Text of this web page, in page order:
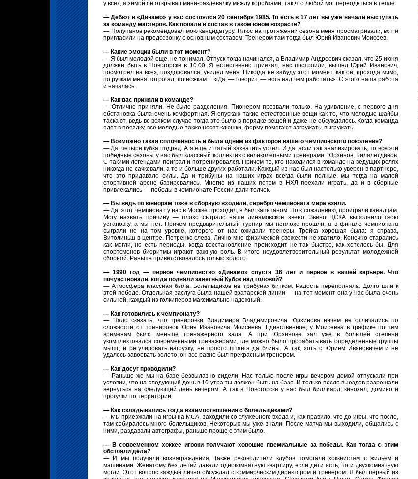
у всех, а зимой он открывал мини-раздевалку между коробками, так что любой мог переодеться в тепле.
— Дебют в «Динамо» у вас состоялся 20 сентября 1985. То есть в 17 лет вы уже начали выступать
за команду мастеров. Как попали в состав в таком юном возрасте?
— Полупанов рекомендовал мою кандидатуру. Плюс на протяжении сезона меня просматривали, вот и
пригласили на предсезонку с основным составом. Тренером там тогда был Юрий Иванович Моисеев.
— Какие эмоции были в тот момент?
— Я был молодой еще, не понимал. Отпуск тогда начинался, а Владимир Андреевич сказал, что 25 июня
должен быть в Новогорске в 10:00. Я естественно приехал, нас построили, вышел Юрий Иванович,
посмотрел на всех, поздоровался, увидел меня. Никогда не забуду этот момент, как он, проходя мимо,
по ручкам меня потрогал, по ножкам… «Да, — говорит, — есть над чем работать». С этого наша работа
и началась.
— Как вас приняли в команде?
— Отлично приняли. Не было разделения. Пионером прозвали только. На удивление, с первого дня
обстановка была очень комфортная. Я опускаю такие естественные вещи как-то, что молодые шайбы
таскают, ведь во всяком случае тогда это было в порядке вещей и даже не обсуждалось. Когда команда
едет в поездку, все молодые также носят клюшки, форму помогают загружать, выгружать.
— Возможно такая сплоченность и была одним из факторов вашего чемпионского поколения?
— Да, четыре кубка подряд. А я еще и пятый захватить успел. И да, если так анализировать, то все эти
победные сезоны у нас был классный коллектив с великолепными тренерами: Юрзинов, Билялетдинов.
С такими легендами поиграл и потренировался. Причем те, кто находился в команде на ведущих ролях
никогда не сачковали, а то и больше других работали. Каждый из нас был настолько уверен в партнере,
что это придавало силы. Да и трибуны на наших играх всегда были полные, мы тогда на малой
спортивной арене базировались. Многие из наших потом в НХЛ поехали играть, да и в сборные
привлекались — победы в чемпионате России дали толчок.
— Вы ведь по юниорам тоже в сборную входили, серебро чемпионата мира взяли.
— Да, этот чемпионат у нас в Москве проходил, я был капитаном. Но к сожалению, проиграли канадцам.
Могу назвать причину — плохо сыграло наше динамовское звено. Звено ЦСКА выполнило свою
установку, а мы нет. Причем предварительный турнир мы неплохо прошли, а в финале чемпионата
сыграли не на том уровне, которого от нас ожидали тренеры. Тройка хорошая была: я справа,
Витолиньш в центре, Петренко слева. Лично мне физической свежести не хватило. Конечно старались
как могли, но есть периоды, когда восстановление происходит не так быстро, как хотелось бы. Для
спортсменов биоритмы играют важную роль. В итоге неудовлетворительный результат молодежной
сборной. Раньше приветствовалось только золото.
— 1990 год — первое чемпионство «Динамо» спустя 36 лет и первое в вашей карьере. Что
почувствовали, когда подняли заветный Кубок над головой?
— Атмосфера классная была. Болельщиков на трибунах битком. Радость переполняла. Долго шли к
этой победе. Отдельная заслуга была нашей вратарской линии — на тот момент она у нас была очень
сильной, каждый из голкиперов максимально надежный.
— Как готовились к чемпионату?
— Надо сказать, что тренировки Владимира Владимировича Юрзинова ничем не отличались по
сложности от тренировок Юрия Ивановича Моисеева. Единственное, у Моисеева в графике по тем
временам было меньше тренажерного зала. А при Юрзинове зал уже в большей степени
укомплектовался современными тренажерами, где можно было прорабатывать определенные группы
мышц и регулировать нагрузку, не просто штанга да блины. А так, хоть с Юрием Ивановичем и не
удалось завоевать золото, он все равно был прекрасным тренером.
— Как досуг проводили?
— Раньше же мы на базе безвылазно сидели. Нас только после игры вечером домой отпускали при
условии, что на следующий день в 10 утра ты должен быть на базе. И только после выездов разрешали
вернуться на следующий день вечером. А так в Новогорске у нас был биллиард, кинозал, домино и
прогулки по территории.
— Как складывались тогда взаимоотношения с болельщиками?
— Мы приезжали на игры на МСА, заходили со служебного входа и, как правило, что до игры, что после,
там собиралось много болельщиков. Некоторых мы уже знали. После матча мы выходили, общались с
ними, раздавали автографы, раньше проще с этим было.
— В современном хоккее игроки получают хорошие премиальные за победы. Как тогда с этим
обстояли дела?
— И мы получали вознаграждения. Также руководители клубов помогали хоккеистам с жильем и
машинами. Женатому без детей давали однокомнатную квартиру, если дети есть, то и двухкомнатную
могли. Этот вопрос каждый лично обсуждал с коммерческим директором и тренером. Я был первый из